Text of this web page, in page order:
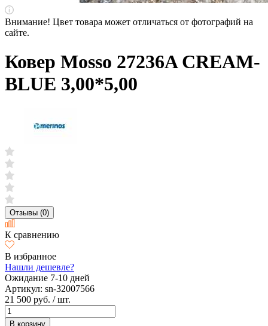
Внимание! Цвет товара может отличаться от фотографий на
сайте.
Ковер Mosso 27236A CREAM-
BLUE 3,00*5,00
Отзывы (0)
К сравнению
В избранное
Нашли дешевле?
Ожидание 7-10 дней
Артикул: sn-32007566
21 500 руб. / шт.
В корзину